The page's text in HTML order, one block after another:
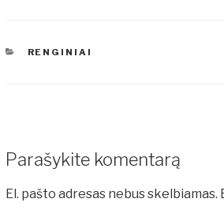
KATEGORIJOS
RENGINIAI
Parašykite komentarą
El. pašto adresas nebus skelbiamas.